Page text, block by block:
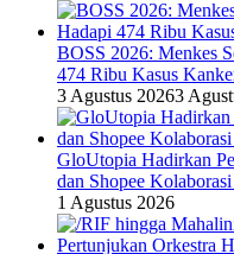
BOSS 2026: Menkes
474 Ribu Kasus
3 Agustus 20263
GloUtopia Hadirkan
dan Shopee
1 Agustus 2026